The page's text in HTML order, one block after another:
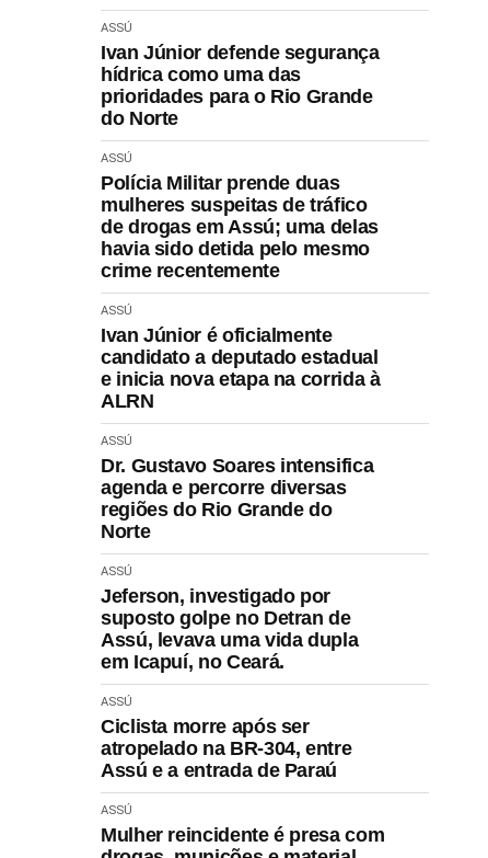
ASSÚ
Ivan Júnior defende segurança
hídrica como uma das
prioridades para o Rio Grande
do Norte
ASSÚ
Polícia Militar prende duas
mulheres suspeitas de tráfico
de drogas em Assú; uma delas
havia sido detida pelo mesmo
crime recentemente
ASSÚ
Ivan Júnior é oficialmente
candidato a deputado estadual
e inicia nova etapa na corrida à
ALRN
ASSÚ
Dr. Gustavo Soares intensifica
agenda e percorre diversas
regiões do Rio Grande do
Norte
ASSÚ
Jeferson, investigado por
suposto golpe no Detran de
Assú, levava uma vida dupla
em Icapuí, no Ceará.
ASSÚ
Ciclista morre após ser
atropelado na BR-304, entre
Assú e a entrada de Paraú
ASSÚ
Mulher reincidente é presa com